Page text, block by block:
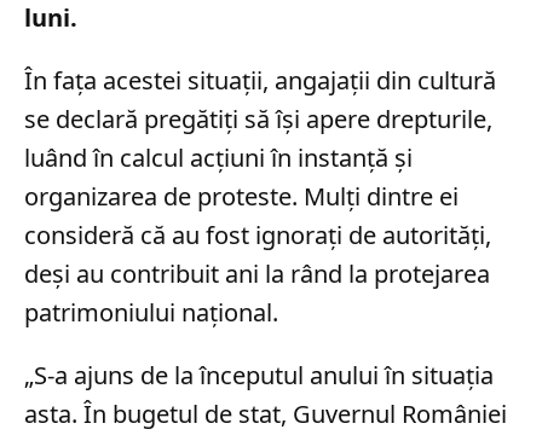
luni.
În fața acestei situații, angajații din cultură
se declară pregătiți să își apere drepturile,
luând în calcul acțiuni în instanță și
organizarea de proteste. Mulți dintre ei
consideră că au fost ignorați de autorități,
deși au contribuit ani la rând la protejarea
patrimoniului național.
„S-a ajuns de la începutul anului în situaţia
asta. În bugetul de stat, Guvernul României